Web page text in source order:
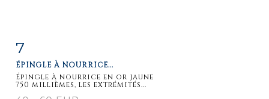
détaillée
7
ÉPINGLE À NOURRICE...
Épingle à nourrice en or jaune
750 millièmes, les extrémités...